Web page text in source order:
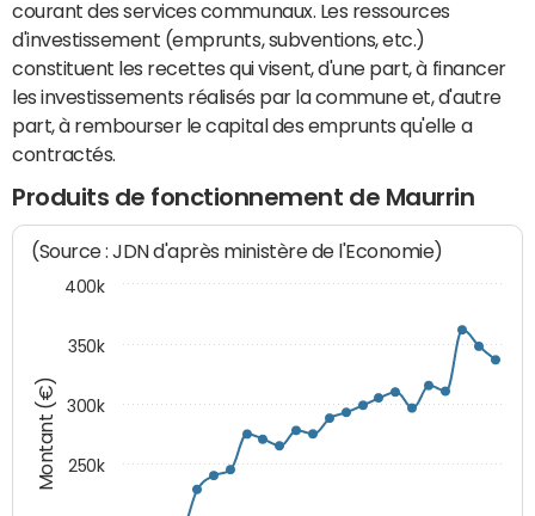
courant des services communaux. Les ressources
d'investissement (emprunts, subventions, etc.)
constituent les recettes qui visent, d'une part, à financer
les investissements réalisés par la commune et, d'autre
part, à rembourser le capital des emprunts qu'elle a
contractés.
Produits de fonctionnement de Maurrin
Montant (€)
(Source : JDN d'après ministère de l'Economie)
250k
300k
350k
400k